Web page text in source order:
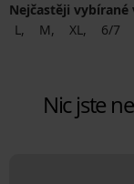
Nejčastěji
L
M XL 6/7
Nic jste